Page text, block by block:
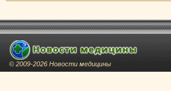
© 2009-2026 Новости медицины